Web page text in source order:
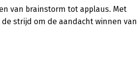
van brainstorm tot applaus. Met
strijd om de aandacht winnen van